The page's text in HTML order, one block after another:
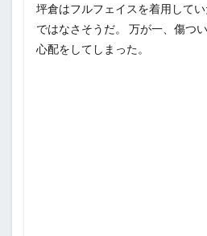
坪倉はフルフェイスを着用して
ではなさそうだ。 万が一、傷つ
心配をしてしまった。